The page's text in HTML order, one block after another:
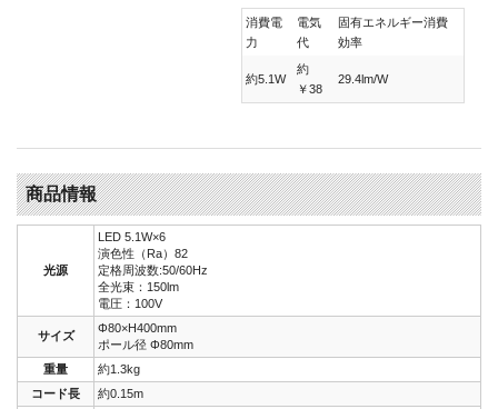
消費電
力
電気
代
固有エネルギー消費
効率
約5.1W
約
￥38
29.4lm/W
商品情報
光源
LED 5.1W×6
演色性（Ra）82
定格周波数:50/60Hz
全光束：150lm
電圧：100V
サイズ
Φ80×H400mm
ポール径 Φ80mm
重量
約1.3kg
コード長
約0.15m